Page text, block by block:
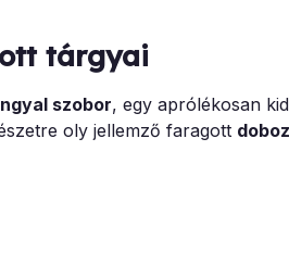
tárgyai
szobor, egy aprólékosan
oly jellemző faragott doboz